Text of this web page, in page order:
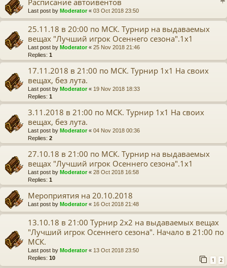
Last post by Moderator« 03 Oct 2018 23:50
25.11.18 в 20:00 по МСК. Турнир на выдаваемых
вещах "Лучший игрок Осеннего сезона".1x1
Last post by Moderator« 25 Nov 2018 21:46
Replies: 1
17.11.2018 в 21:00 по МСК. Турнир 1х1 На своих
вещах, без лута.
Last post by Moderator« 19 Nov 2018 18:33
Replies: 1
3.11.2018 в 21:00 по МСК. Турнир 1х1 На своих
вещах, без лута.
Last post by Moderator« 04 Nov 2018 00:36
Replies: 2
27.10.18 в 21:00 по МСК. Турнир на выдаваемых
вещах "Лучший игрок Осеннего сезона".1x1
Last post by Moderator« 28 Oct 2018 16:58
Replies: 1
Мероприятия на 20.10.2018
Last post by Moderator« 16 Oct 2018 21:48
13.10.18 в 21:00 Турнир 2x2 на выдаваемых вещах
"Лучший игрок Осеннего сезона". Начало в 21:00 по
МСК.
Last post by Moderator« 13 Oct 2018 23:50
Replies: 10 1 2